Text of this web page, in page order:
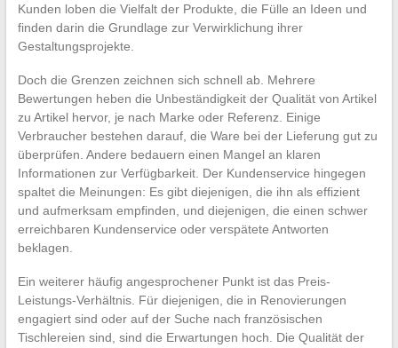
Kunden loben die Vielfalt der Produkte, die Fülle an Ideen und
finden darin die Grundlage zur Verwirklichung ihrer
Gestaltungsprojekte.
Doch die Grenzen zeichnen sich schnell ab. Mehrere
Bewertungen heben die Unbeständigkeit der Qualität von Artikel
zu Artikel hervor, je nach Marke oder Referenz. Einige
Verbraucher bestehen darauf, die Ware bei der Lieferung gut zu
überprüfen. Andere bedauern einen Mangel an klaren
Informationen zur Verfügbarkeit. Der Kundenservice hingegen
spaltet die Meinungen: Es gibt diejenigen, die ihn als effizient
und aufmerksam empfinden, und diejenigen, die einen schwer
erreichbaren Kundenservice oder verspätete Antworten
beklagen.
Ein weiterer häufig angesprochener Punkt ist das Preis-
Leistungs-Verhältnis. Für diejenigen, die in Renovierungen
engagiert sind oder auf der Suche nach französischen
Tischlereien sind, sind die Erwartungen hoch. Die Qualität der